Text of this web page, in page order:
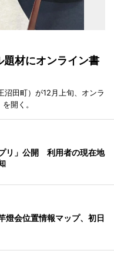
材にオンライン書
沼田町）が12月上旬、オンラ
開く。
リ」公開 利用者の現在地
燈会位置情報マップ、初日